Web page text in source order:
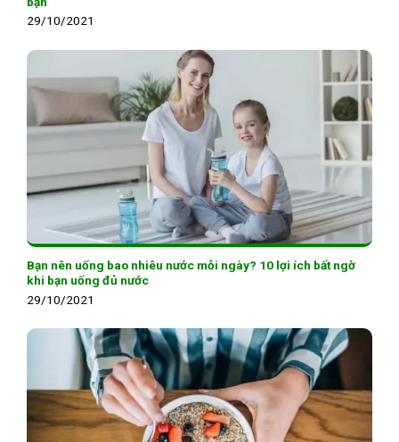
29/10/2021
Bạn nên uống bao nhiêu nước mỗi ngày? 10 lợi ích bất ngờ
khi bạn uống đủ nước
29/10/2021